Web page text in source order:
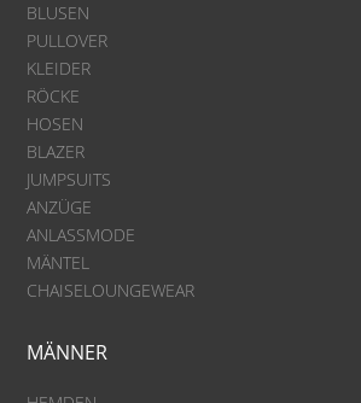
BLUSEN
PULLOVER
KLEIDER
RÖCKE
HOSEN
BLAZER
JUMPSUITS
ANZÜGE
ANLASSMODE
MÄNTEL
CHAISELOUNGEWEAR
MÄNNER